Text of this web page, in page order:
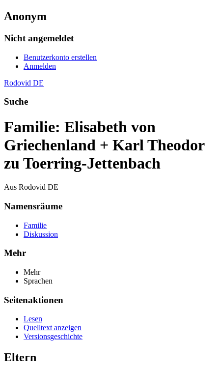
Anonym
Nicht angemeldet
Benutzerkonto erstellen
Anmelden
Rodovid DE
Suche
Familie: Elisabeth von
Griechenland + Karl Theodor
zu Toerring-Jettenbach
Aus Rodovid DE
Namensräume
Familie
Diskussion
Mehr
Mehr
Sprachen
Seitenaktionen
Lesen
Quelltext anzeigen
Versionsgeschichte
Eltern